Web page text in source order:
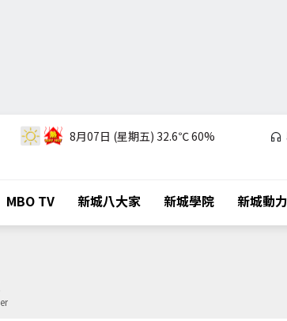
8月07日 (星期五) 32.6℃60%
MBO TV 新城八大家 新城學院 新城動力